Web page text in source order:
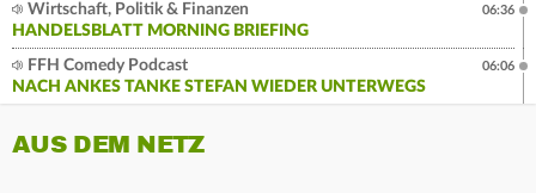
Wirtschaft, Politik & Finanzen
HANDELSBLATT MORNING BRIEFING
06:36
FFH Comedy Podcast
NACH ANKES TANKE STEFAN WIEDER UNTERWEGS
06:06
AUS DEM NETZ